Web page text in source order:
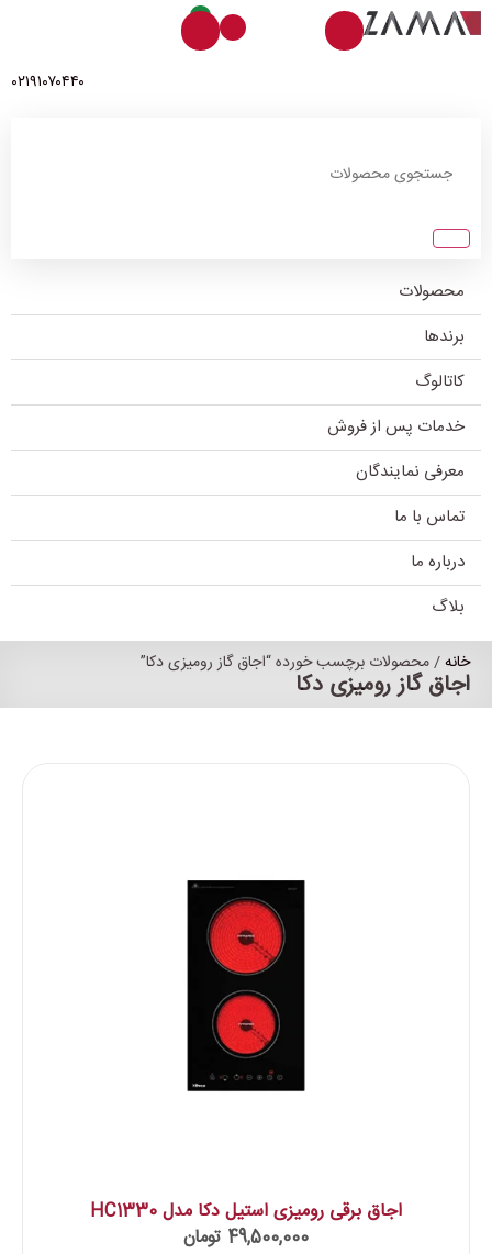
0
۰۲۱۹۱۰۷۰۴۴۰
محصولات
برندها
کاتالوگ
خدمات پس از فروش
معرفی نمایندگان
تماس با ما
درباره ما
بلاگ
اجاق گاز رومیزی دکا
خانه/ محصولات برچسب خورده “اجاق گاز رومیزی دکا”
اجاق برقی رومیزی استیل دکا مدل HC1330
49,500,000 تومان